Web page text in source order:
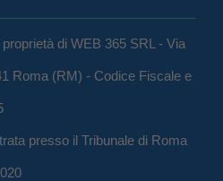
di WEB 365 SRL - Via
Roma (RM) - Codice Fiscale e
presso il Tribunale di Roma